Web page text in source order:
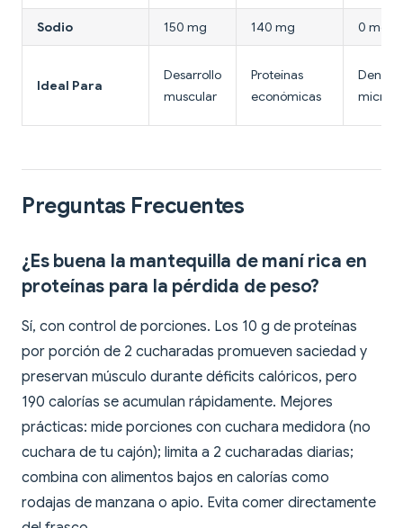
Sodio 150 mg 140 mg 0 mg
Ideal Para
Desarrollo
muscular
Proteínas
económicas
Preguntas Frecuentes
¿Es buena la mantequilla de maní rica en
proteínas para la pérdida de peso?
Sí, con control de porciones. Los 10 g de proteínas
por porción de 2 cucharadas promueven saciedad y
preservan músculo durante déficits calóricos, pero
190 calorías se acumulan rápidamente. Mejores
prácticas: mide porciones con cuchara medidora (no
cuchara de tu cajón); limita a 2 cucharadas diarias;
combina con alimentos bajos en calorías como
rodajas de manzana o apio. Evita comer directamente